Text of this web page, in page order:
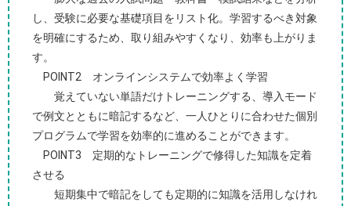
し、受験に必要な基礎項目をリスト化。学習するべき対象
を明確にするため、取り組みやすくなり、効率も上がりま
す。
POINT2 オンラインシステムで効率よく学習
覚えていない単語だけトレーニングする、導入モード
で例文とともに暗記するなど、一人ひとりに合わせた個別
プログラムで学習を効率的に進めることができます。
POINT3 定期的なトレーニングで修得した知識を定着
させる
短期集中で暗記をしても定期的に知識を活用しなけれ